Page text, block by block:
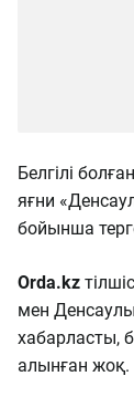
Белгілі
яғни
бойынша
Orda.kz
мен
хабарласты,
алынған жоқ.